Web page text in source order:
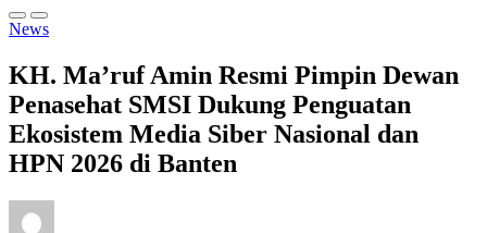
News
KH. Ma’ruf Amin Resmi Pimpin Dewan
Penasehat SMSI Dukung Penguatan
Ekosistem Media Siber Nasional dan
HPN 2026 di Banten